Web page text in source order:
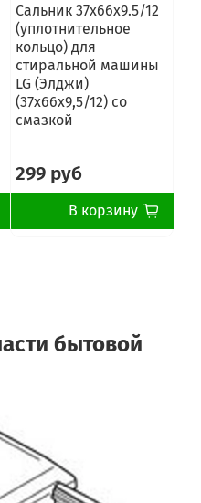
Сальник 37x66x9.5/12
(уплотнительное
кольцо) для
стиральной машины
LG (Элджи)
(37x66x9,5/12) со
смазкой
299 руб
В корзину
бытовой